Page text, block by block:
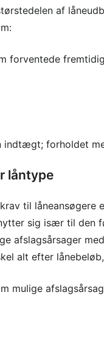
af
forventede
indtægt; forholdet
låntype
til låneansøgere
sig især til den
afslagsårsager
alt efter
mulige